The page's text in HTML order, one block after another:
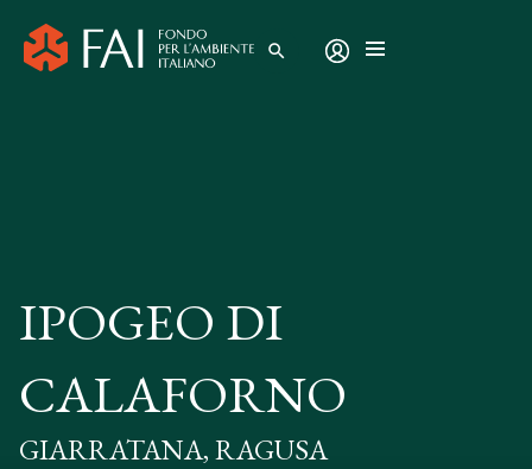
search
IPOGEO DI
CALAFORNO
GIARRATANA, RAGUSA